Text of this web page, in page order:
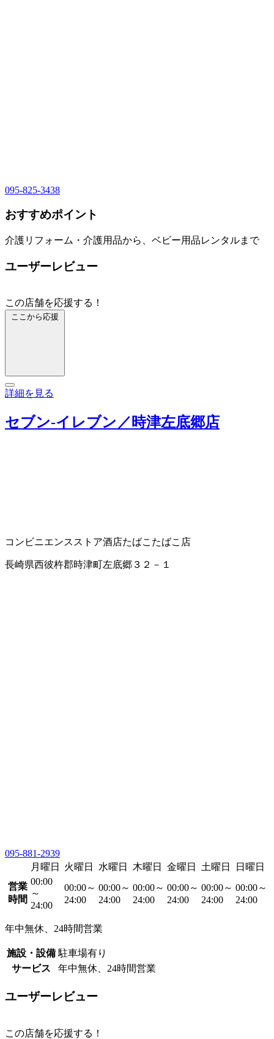
095-825-3438
おすすめポイント
介護リフォーム・介護用品から、ベビー用品レンタルまで
ユーザーレビュー
この店舗を応援する！
ここから応援
詳細を見る
セブン‐イレブン／時津左底郷店
コンビニエンスストア酒店たばこ たばこ店
長崎県西彼杵郡時津町左底郷３２－１
095-881-2939
月曜日
火曜日 水曜日 木曜日 金曜日 土曜日
日曜日
営業
時間
00:00
～
24:00
00:00～
24:00
00:00～
24:00
00:00～
24:00
00:00～
24:00
00:00～
24:00
00:00～
24:00
年中無休、24時間営業
施設・設備 駐車場有り
サービス
年中無休、24時間営業
ユーザーレビュー
この店舗を応援する！